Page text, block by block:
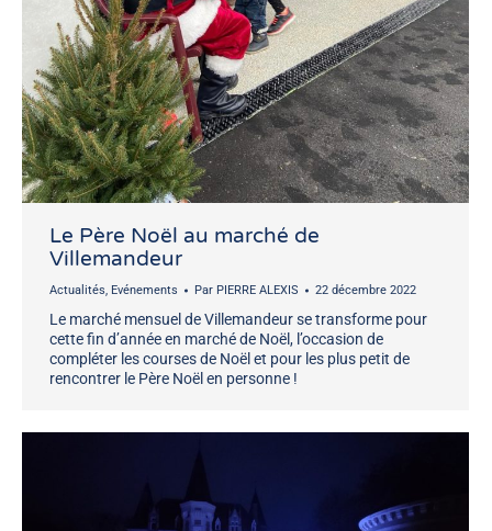
Le Père Noël au marché de
Villemandeur
Actualités, Evénements Par PIERRE ALEXIS 22 décembre 2022
Le marché mensuel de Villemandeur se transforme pour
cette fin d’année en marché de Noël, l’occasion de
compléter les courses de Noël et pour les plus petit de
rencontrer le Père Noël en personne !